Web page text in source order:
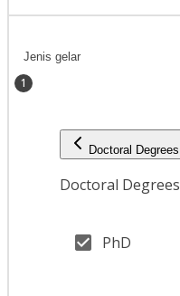
Jenis gelar
1
Doctoral Degrees
Doctoral Degrees
PhD